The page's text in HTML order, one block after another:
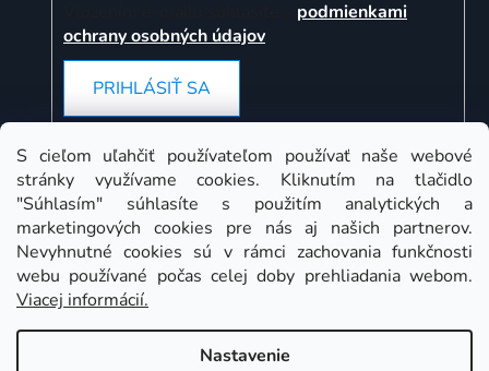
S cieľom uľahčiť používateľom používať naše webové
stránky využívame cookies. Kliknutím na tlačidlo
"Súhlasím" súhlasíte s použitím analytických a
marketingových cookies pre nás aj našich partnerov.
Nevyhnutné cookies sú v rámci zachovania funkčnosti
webu používané počas celej doby prehliadania webom.
Viacej informácií.
Nastavenie
podmienkami
ochrany osobných údajov
PRIHLÁSIŤ SA
Instagram